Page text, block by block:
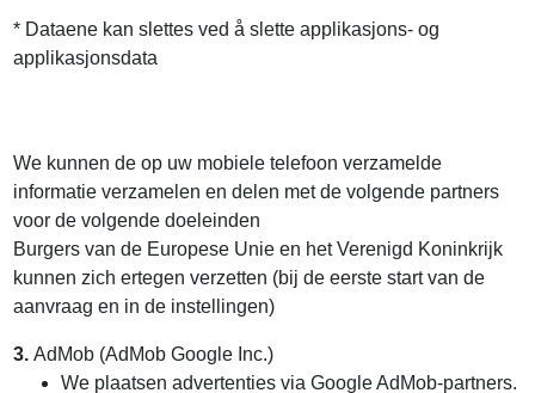
* Dataene kan slettes ved å slette applikasjons- og
applikasjonsdata
We kunnen de op uw mobiele telefoon verzamelde
informatie verzamelen en delen met de volgende partners
voor de volgende doeleinden
Burgers van de Europese Unie en het Verenigd Koninkrijk
kunnen zich ertegen verzetten (bij de eerste start van de
aanvraag en in de instellingen)
3.AdMob (AdMob Google Inc.)
We plaatsen advertenties via Google AdMob-partners.